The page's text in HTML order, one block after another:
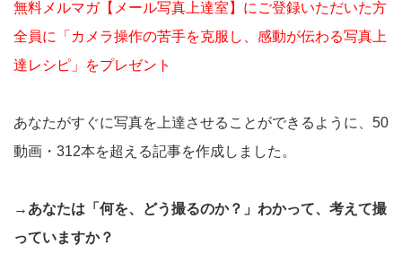
無料メルマガ【メール写真上達室】にご登録いただいた方
全員に「カメラ操作の苦手を克服し、感動が伝わる写真上
達レシピ」をプレゼント
あなたがすぐに写真を上達させることができるように、50
動画・312本を超える記事を作成しました。
→あなたは「何を、どう撮るのか？」わかって、考えて撮
っていますか？